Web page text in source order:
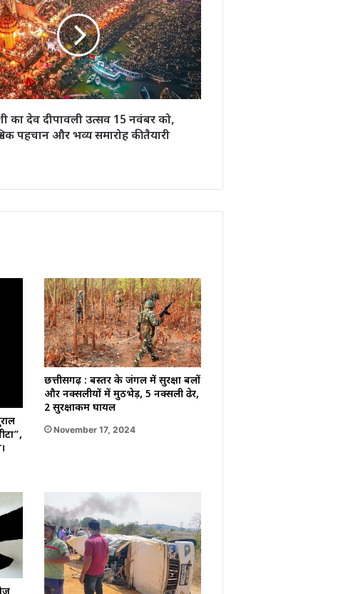
का देव दीपावली उत्सव 15 नवंबर को,
पहचान और भव्य समारोह की तैयारी
छत्तीसगढ़ : बस्तर के जंगल में सुरक्षा बलों
और नक्सलीयों में मुठभेड़, 5 नक्सली ढेर,
2 सुरक्षाकर्मी घायल
November 17, 2024